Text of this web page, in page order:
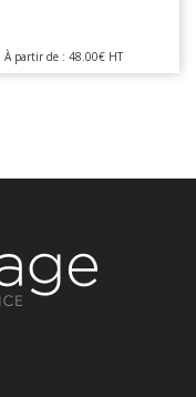
À partir de : 48.00€ HT